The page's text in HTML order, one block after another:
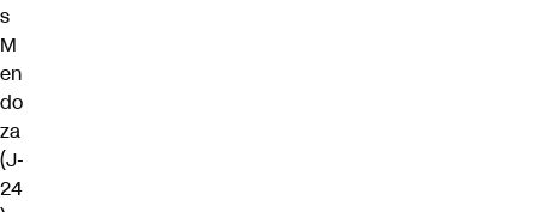
s
M
en
do
za
(J-
24